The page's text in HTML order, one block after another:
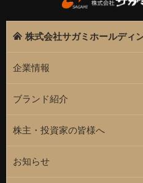
株式会社サガミホールディ
企業情報
ブランド紹介
株主・投資家の皆様へ
お知らせ